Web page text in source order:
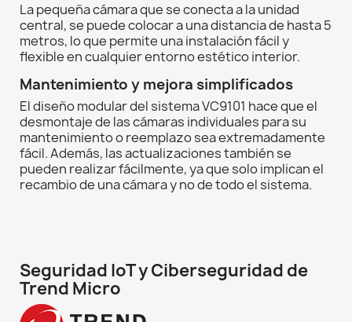
La pequeña cámara que se conecta a la unidad
central, se puede colocar a una distancia de hasta 5
metros, lo que permite una instalación fácil y
flexible en cualquier entorno estético interior.
Mantenimiento y mejora simplificados
El diseño modular del sistema VC9101 hace que el
desmontaje de las cámaras individuales para su
mantenimiento o reemplazo sea extremadamente
fácil. Además, las actualizaciones también se
pueden realizar fácilmente, ya que solo implican el
recambio de una cámara y no de todo el sistema.
Seguridad IoT y Ciberseguridad de
Trend Micro